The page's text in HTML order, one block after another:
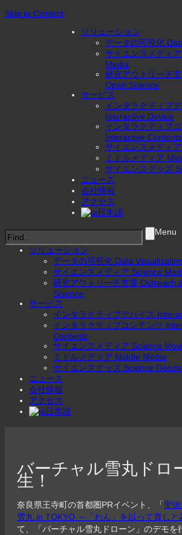
Skip to Content
ソリューション
データの可視化
サイエンスメディ
Media
研究アウトリーチ
Open Science
サービス
インタラクティブ
Interactive Device
インタラクティブ
Interactive Contents
サイエンスメディ
ミドルメディア
サイエンスグッズ
ニュース
会社情報
アクセス
日本語
Menu
ソリューション
データの可視化 Data Visualization
サイエンスメディア Science
研究アウトリーチ支援 Outreach
Science
サービス
インタラクティブデバイス
インタラクティブコンテンツ
Contents
サイエンスメディア Science
ミドルメディア Middle Media
サイエンスグッズ Science Goods
ニュース
会社情報
アクセス
日本語
バーチャル雪丸ドロ
生！
奈良県王寺町の首都圏PRイベント、「聖
雪丸 in TOKYO ～「わん」を以って貴しと
て、「バーチャル雪丸ドローン」のデモを